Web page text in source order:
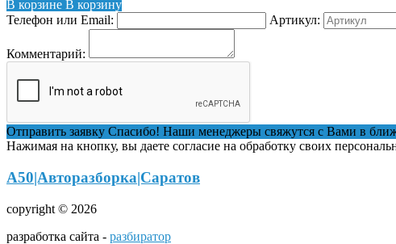
В корзине В корзину
Телефон или Email:
Артикул:
Комментарий:
Отправить заявку Спасибо! Наши менеджеры свяжутся с Вами в
Нажимая на кнопку, вы даете согласие на обработку своих
А50|Авторазборка|Саратов
copyright © 2026
разработка сайта - разбиратор